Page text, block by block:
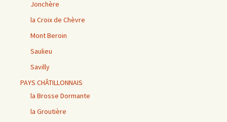
Jonchère
la Croix de Chèvre
Mont Beroin
Saulieu
Savilly
PAYS CHÂTILLONNAIS
la Brosse Dormante
la Groutière